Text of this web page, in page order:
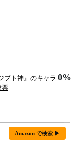
プト神』のキャラ
票
0%
Amazon で検索 ▶